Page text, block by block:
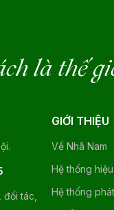
là thế
tác,
GIỚI THIỆU
Về Nhã Nam
Hệ thống
Hệ thống